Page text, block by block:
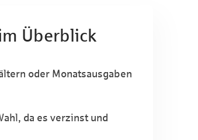
Überblick
oder Monatsausgaben
da es verzinst und